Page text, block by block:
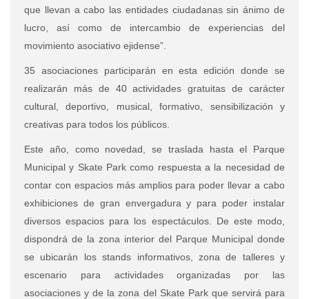
que llevan a cabo las entidades ciudadanas sin ánimo de
lucro, así como de intercambio de experiencias del
movimiento asociativo ejidense”.
35 asociaciones participarán en esta edición donde se
realizarán más de 40 actividades gratuitas de carácter
cultural, deportivo, musical, formativo, sensibilización y
creativas para todos los públicos.
Este año, como novedad, se traslada hasta el Parque
Municipal y Skate Park como respuesta a la necesidad de
contar con espacios más amplios para poder llevar a cabo
exhibiciones de gran envergadura y para poder instalar
diversos espacios para los espectáculos. De este modo,
dispondrá de la zona interior del Parque Municipal donde
se ubicarán los stands informativos, zona de talleres y
escenario para actividades organizadas por las
asociaciones y de la zona del Skate Park que servirá para